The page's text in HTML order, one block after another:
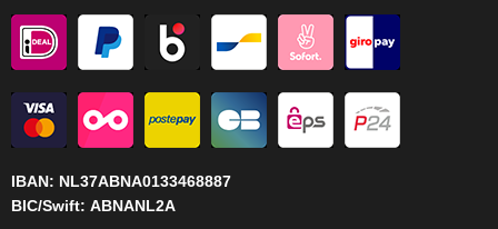
IBAN: NL37ABNA0133468887
BIC/Swift: ABNANL2A